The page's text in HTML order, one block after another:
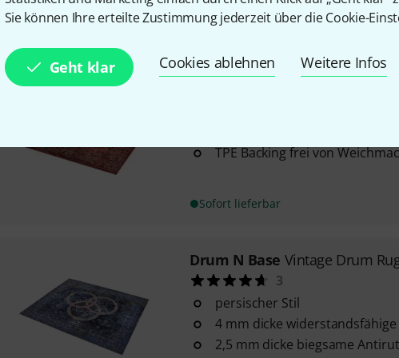
Sie können Ihre erteilte Zustimmung jederzeit über die Cookie-
Geht klar Cookies ablehnen Weitere Infos
Sofort lieferbar
bis zu 99,8 % (27 db)
TPE Backing frei von
Sofort lieferbar
Drum N Base Vintage Drum
3
persischer Stil
4 mm dicke
2,5 mm dicke biegsame